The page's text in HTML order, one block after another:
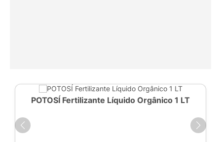
POTOSÍ Fertilizante Líquido Orgânico 1 LT